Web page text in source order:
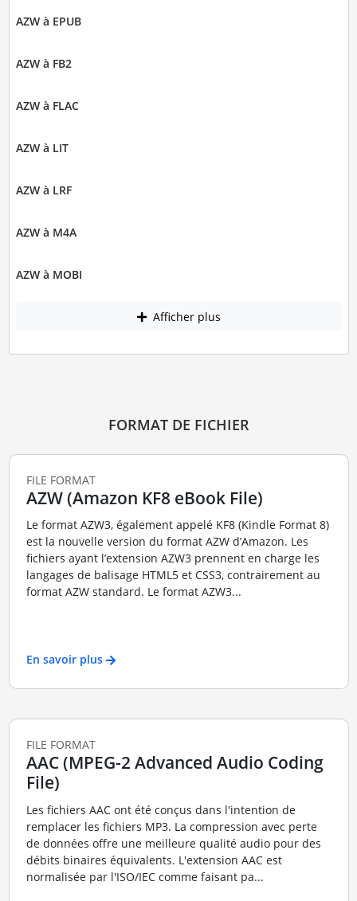
AZW à EPUB
AZW à FB2
AZW à FLAC
AZW à LIT
AZW à LRF
AZW à M4A
AZW à MOBI
Afficher plus
FORMAT DE FICHIER
FILE FORMAT
AZW (Amazon KF8 eBook File)
Le format AZW3, également appelé KF8 (Kindle Format 8)
est la nouvelle version du format AZW d’Amazon. Les
fichiers ayant l’extension AZW3 prennent en charge les
langages de balisage HTML5 et CSS3, contrairement au
format AZW standard. Le format AZW3...
En savoir plus
FILE FORMAT
AAC (MPEG-2 Advanced Audio Coding
File)
Les fichiers AAC ont été conçus dans l'intention de
remplacer les fichiers MP3. La compression avec perte
de données offre une meilleure qualité audio pour des
débits binaires équivalents. L'extension AAC est
normalisée par l'ISO/IEC comme faisant pa...